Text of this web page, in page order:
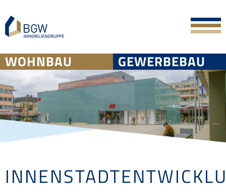
to
content
WOHNBAU GEWERBEBAU